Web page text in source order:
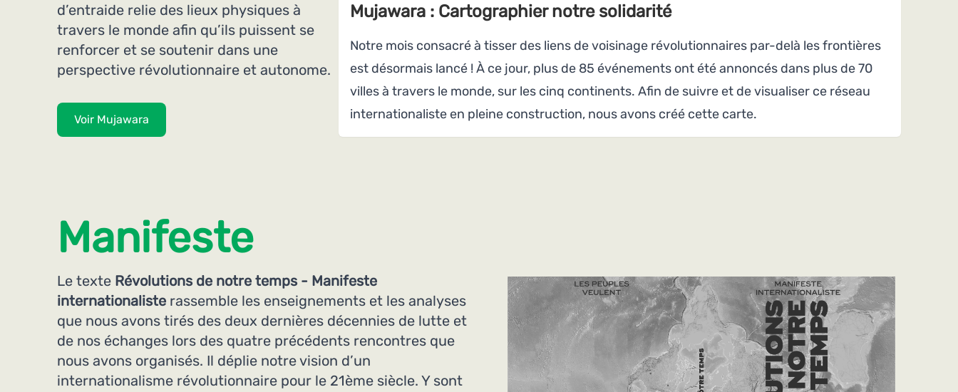
d’entraide relie des lieux physiques à
travers le monde afin qu’ils puissent se
renforcer et se soutenir dans une
perspective révolutionnaire et autonome.
Voir Mujawara
Mujawara : Cartographier notre solidarité
Notre mois consacré à tisser des liens de voisinage révolutionnaires par-delà les frontières
est désormais lancé ! À ce jour, plus de 85 événements ont été annoncés dans plus de 70
villes à travers le monde, sur les cinq continents. Afin de suivre et de visualiser ce réseau
internationaliste en pleine construction, nous avons créé cette carte.
Manifeste
Le texte Révolutions de notre temps - Manifeste
internationaliste rassemble les enseignements et les analyses
que nous avons tirés des deux dernières décennies de lutte et
de nos échanges lors des quatre précédents rencontres que
nous avons organisés. Il déplie notre vision d’un
internationalisme révolutionnaire pour le 21ème siècle. Y sont